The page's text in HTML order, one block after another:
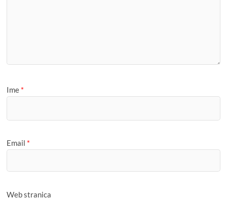
Ime *
Email *
Web stranica